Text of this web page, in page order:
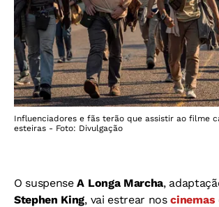
Influenciadores e fãs terão que assistir ao filme
esteiras - Foto: Divulgação
O suspenseA Longa Marcha,
Stephen King, vai estrear noscinemas